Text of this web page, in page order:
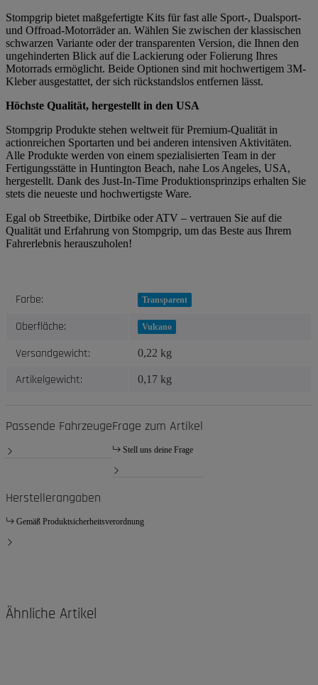
Stompgrip bietet maßgefertigte Kits für fast alle Sport-, Dualsport-
und Offroad-Motorräder an. Wählen Sie zwischen der klassischen
schwarzen Variante oder der transparenten Version, die Ihnen den
ungehinderten Blick auf die Lackierung oder Folierung Ihres
Motorrads ermöglicht. Beide Optionen sind mit hochwertigem 3M-
Kleber ausgestattet, der sich rückstandslos entfernen lässt.
Höchste Qualität, hergestellt in den USA
Stompgrip Produkte stehen weltweit für Premium-Qualität in
actionreichen Sportarten und bei anderen intensiven Aktivitäten.
Alle Produkte werden von einem spezialisierten Team in der
Fertigungsstätte in Huntington Beach, nahe Los Angeles, USA,
hergestellt. Dank des Just-In-Time Produktionsprinzips erhalten Sie
stets die neueste und hochwertigste Ware.
Egal ob Streetbike, Dirtbike oder ATV – vertrauen Sie auf die
Qualität und Erfahrung von Stompgrip, um das Beste aus Ihrem
Fahrerlebnis herauszuholen!
Produkteigenschaft
Wert
Farbe: Transparent
Oberfläche: Vulcano
Versandgewicht: 0,22 kg
Artikelgewicht: 0,17 kg
Passende FahrzeugeFrage zum Artikel
Stell uns deine Frage
Herstellerangaben
Gemäß Produktsicherheitsverordnung
Ähnliche Artikel